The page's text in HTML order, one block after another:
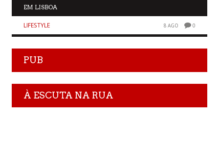
EM LISBOA
LIFESTYLE 8 AGO 0
PUB
À ESCUTA NA RUA